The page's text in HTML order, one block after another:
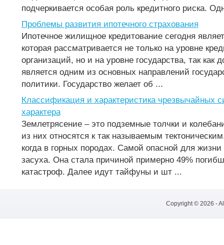
подчеркивается особая роль кредитного риска.
Проблемы развития ипотечного страхования
Ипотечное жилищное кредитование сегодня
которая рассматривается не только на уровне
организаций, но и на уровне государства, так как
является одним из основных направлений
политики. Государство желает об ...
Классификация и характеристика чрезвычайных
характера
Землетрясение – это подземные толчки и
из них относятся к так называемым
когда в горных породах. Самой опасной для
засуха. Она стала причиной примерно 49%
катастроф. Далее идут тайфуны и шт ...
Copyright © 2026 -